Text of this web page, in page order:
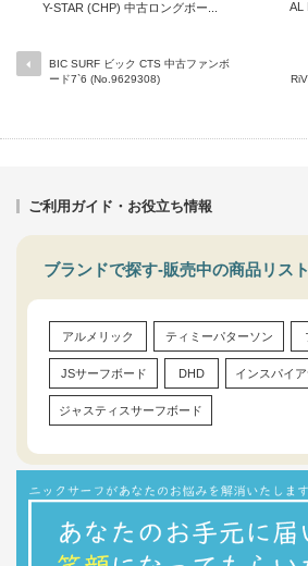
Y-STAR (CHP) 中古ロングボー... AL
BIC SURF ビック CTS 中古ファンボ
ード7`6 (No.9629308)
ご利用ガイド・お役立ち情報
ブランドで探す-販売中の商品リスト
アルメリック ティミーパターソン
JSサーフボード DHD インスパイ
ジャスティスサーフボード